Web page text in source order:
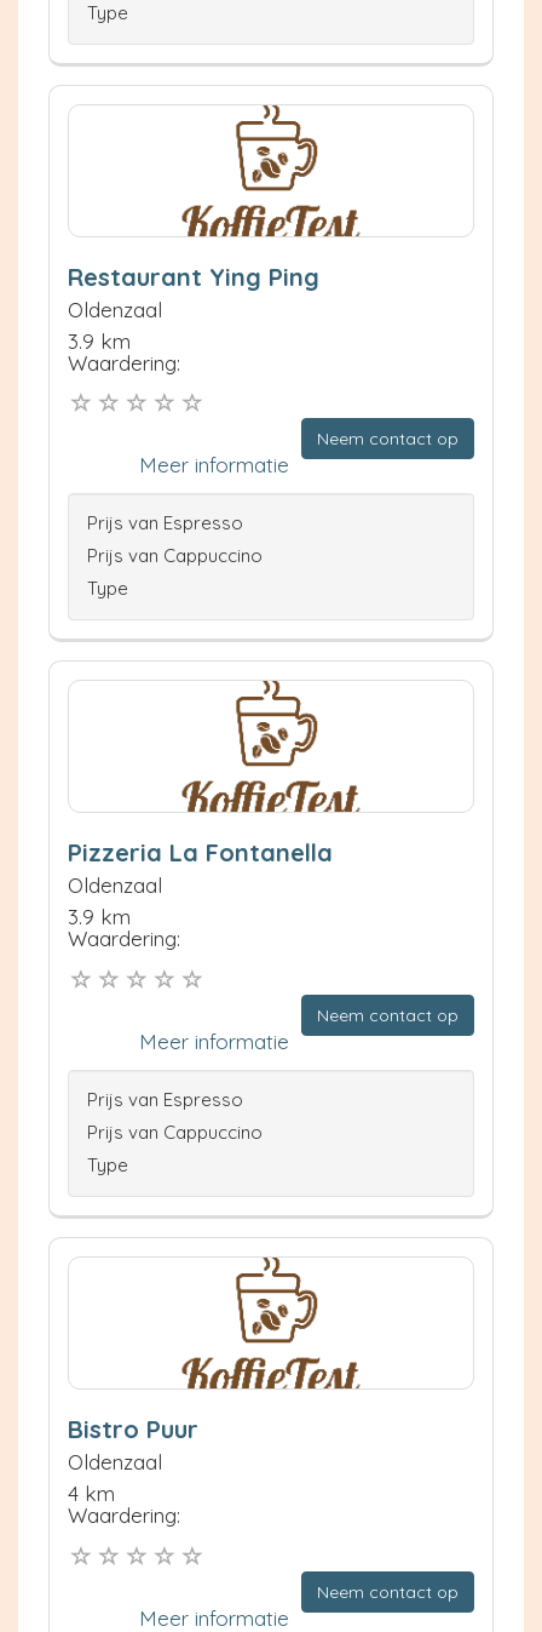
Type
Restaurant Ying Ping
Oldenzaal
3.9 km
Waardering:
Neem contact op
Meer informatie
Prijs van Espresso
Prijs van Cappuccino
Type
Pizzeria La Fontanella
Oldenzaal
3.9 km
Waardering:
Neem contact op
Meer informatie
Prijs van Espresso
Prijs van Cappuccino
Type
Bistro Puur
Oldenzaal
4 km
Waardering:
Neem contact op
Meer informatie